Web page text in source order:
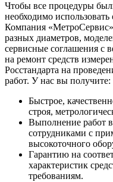
Чтобы все процедуры
необходимо
Компания «МетроСервис»
разных диаметров,
сервисные соглашения с
на ремонт средств
Росстандарта на
работ. У нас вы получите:
Быстрое,
строя,
Выполнение работ
сотрудниками с
высокоточного
Гарантию на
характеристик
требованиям.